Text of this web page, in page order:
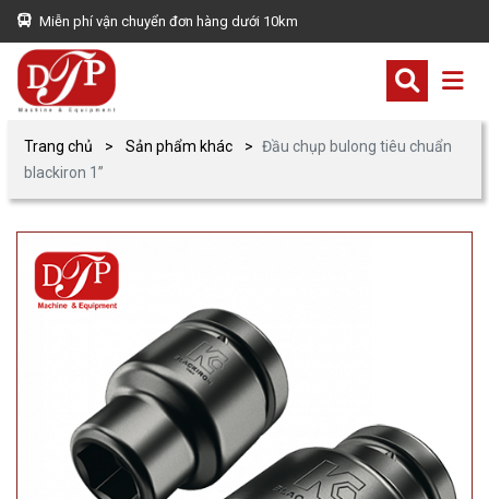
Miễn phí vận chuyển đơn hàng dưới 10km
Trang chủ Sản phẩm khác
Đầu chụp bulong tiêu chuẩn
blackiron 1”